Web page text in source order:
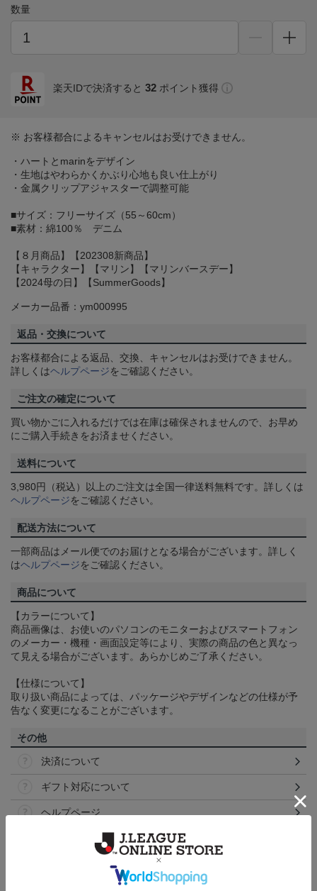
数量
楽天IDで決済すると 32 ポイント獲得
※ お客様都合によるキャンセルはお受けできません。
・ハートとmarinをデザイン
・生地はやわらかくかぶり心地も良い仕上がり
・金属クリップアジャスターで調整可能
■サイズ：フリーサイズ（55～60cm）
■素材：綿100％ デニム
【８月商品】【202308新商品】
【キャラクター】【マリン】【マリンバースデー】
【2024母の日】【SummerGoods】
メーカー品番：ym000995
返品・交換について
お客様都合による返品、交換、キャンセルはお受けできません。
詳しくはヘルプページをご確認ください。
ご注文の確定について
買い物かごに入れるだけでは在庫は確保されませんので、お早め
にご購入手続きをお済ませください。
送料について
3,980円（税込）以上のご注文は全国一律送料無料です。詳しくは
ヘルプページをご確認ください。
配送方法について
一部商品はメール便でのお届けとなる場合がございます。詳しく
はヘルプページをご確認ください。
商品について
【カラーについて】
商品画像は、お使いのパソコンのモニターおよびスマートフォン
のメーカー・機種・画面設定等により、実際の商品の色と異なっ
て見える場合がございます。あらかじめご了承ください。
【仕様について】
取り扱い商品によっては、パッケージやデザインなどの仕様が予
告なく変更になることがございます。
その他
決済について
ギフト対応について
ヘルプページ